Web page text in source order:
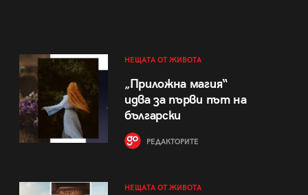
НЕЩАТА ОТ ЖИВОТА
„Приложна магия“
идва за първи път на
български
РЕДАКТОРИТЕ
НЕЩАТА ОТ ЖИВОТА